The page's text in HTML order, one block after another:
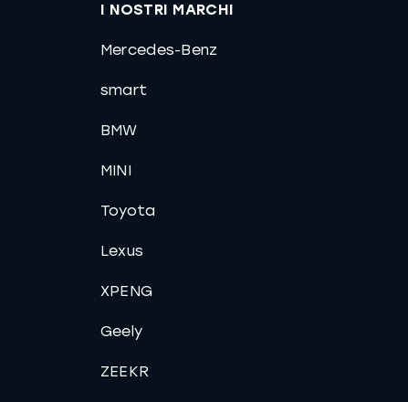
I NOSTRI MARCHI
Mercedes-Benz
smart
BMW
MINI
Toyota
Lexus
XPENG
Geely
ZEEKR